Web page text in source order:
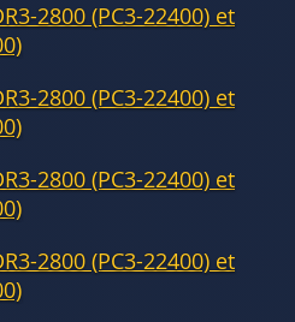
2800 (PC3-22400) et
2800 (PC3-22400) et
2800 (PC3-22400) et
2800 (PC3-22400) et